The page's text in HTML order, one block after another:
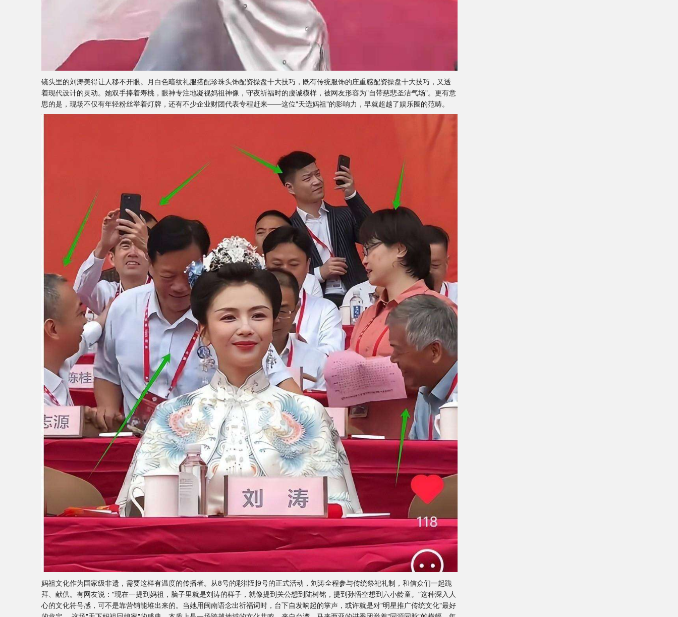
镜头里的刘涛美得让人移不开眼。月白色暗纹礼服搭配珍珠头饰配资操盘十大技巧，既有传统服饰的庄重感配资操盘十大技巧，又透
着现代设计的灵动。她双手捧着寿桃，眼神专注地凝视妈祖神像，守夜祈福时的虔诚模样，被网友形容为"自带慈悲圣洁气场"。更有意
思的是，现场不仅有年轻粉丝举着灯牌，还有不少企业财团代表专程赶来——这位"天选妈祖"的影响力，早就超越了娱乐圈的范畴。
妈祖文化作为国家级非遗，需要这样有温度的传播者。从8号的彩排到9号的正式活动，刘涛全程参与传统祭祀礼制，和信众们一起跪
拜、献供。有网友说："现在一提到妈祖，脑子里就是刘涛的样子，就像提到关公想到陆树铭，提到孙悟空想到六小龄童。"这种深入人
心的文化符号感，可不是靠营销能堆出来的。当她用闽南语念出祈福词时，台下自发响起的掌声，或许就是对"明星推广传统文化"最好